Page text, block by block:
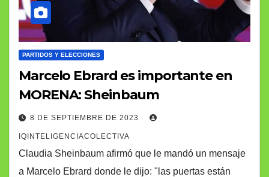
PARTIDOS Y ELECCIONES
Marcelo Ebrard es importante en
MORENA: Sheinbaum
8 DE SEPTIEMBRE DE 2023
IQINTELIGENCIACOLECTIVA
Claudia Sheinbaum afirmó que le mandó un mensaje
a Marcelo Ebrard donde le dijo: "las puertas están